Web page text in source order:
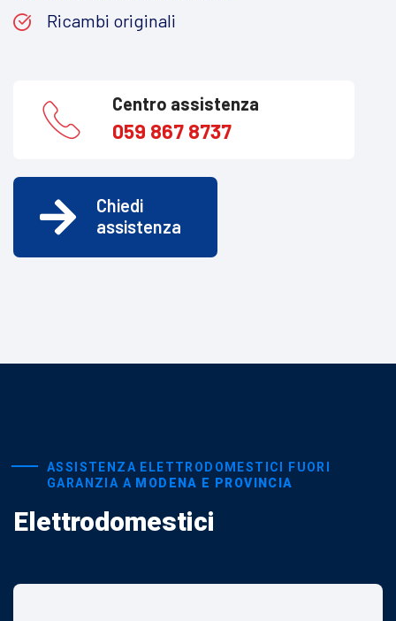
Ricambi originali
Centro assistenza
059 867 8737
Chiedi
assistenza
ASSISTENZA ELETTRODOMESTICI FUORI
GARANZIA A MODENA E PROVINCIA
Elettrodomestici